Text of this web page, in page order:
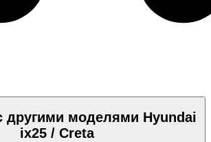
другими моделями Hyundai
ix25 / Creta